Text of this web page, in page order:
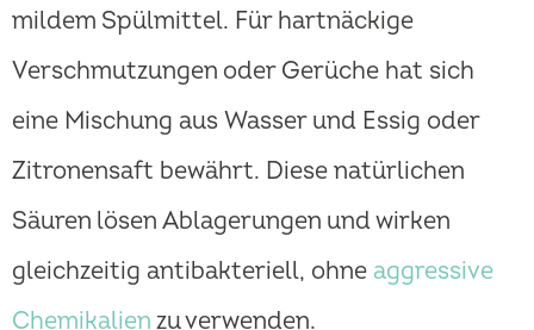
mildem Spülmittel. Für hartnäckige
Verschmutzungen oder Gerüche hat sich
eine Mischung aus Wasser und Essig oder
Zitronensaft bewährt. Diese natürlichen
Säuren lösen Ablagerungen und wirken
gleichzeitig antibakteriell, ohne aggressive
Chemikalien zu verwenden.